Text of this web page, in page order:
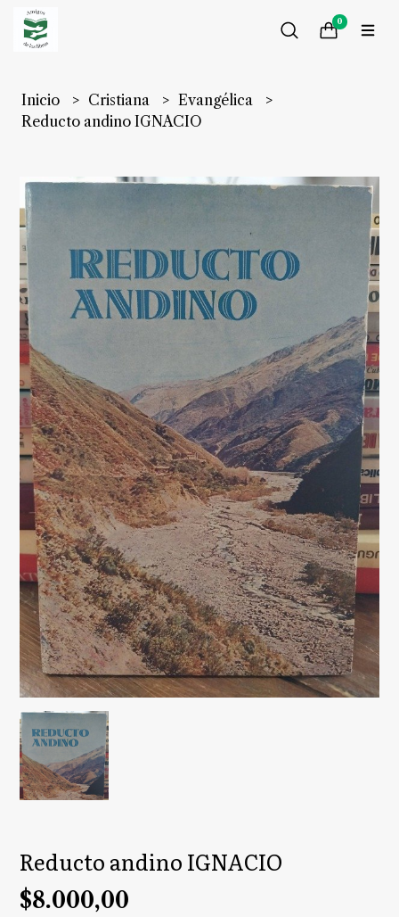
0
Inicio Cristiana
Evangélica
Reducto andino IGNACIO
Reducto andino IGNACIO
$8.000,00